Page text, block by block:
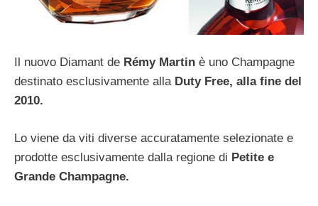
Il nuovo Diamant de Rémy Martin è uno Champagne
destinato esclusivamente alla Duty Free, alla fine del
2010.
Lo viene da viti diverse accuratamente selezionate e
prodotte esclusivamente dalla regione di Petite e
Grande Champagne.